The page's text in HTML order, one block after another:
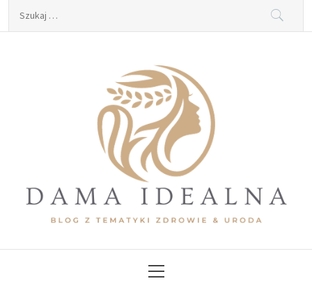
Szukaj:
Dama Idealna
Menu